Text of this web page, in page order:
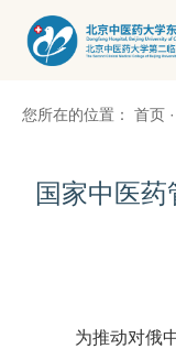
您所在的位置： 首页 ·
国家中医
为推动对俄